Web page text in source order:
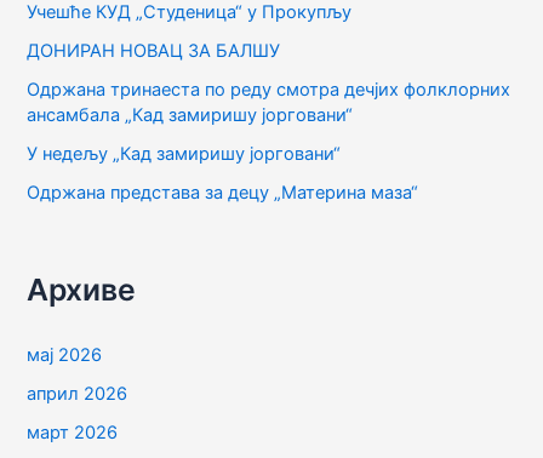
г
а
з
а
:
Учешће КУД „Студеница“ у Прокупљу
ДОНИРАН НОВАЦ ЗА БАЛШУ
Одржана тринаеста по реду смотра дечјих фолклорних
ансамбала „Кад замиришу јорговани“
У недељу „Кад замиришу јорговани“
Одржана представа за децу „Материна маза“
Архиве
мај 2026
април 2026
март 2026